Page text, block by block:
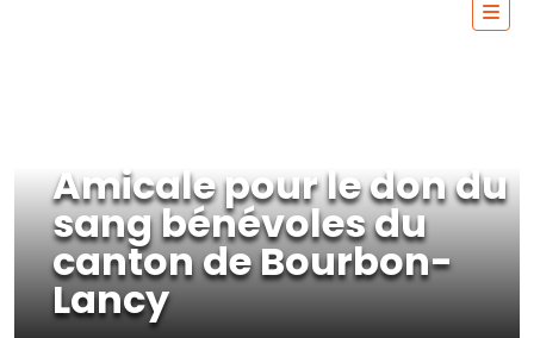
Amicale pour le don du
sang bénévoles du
canton de Bourbon-
Lancy